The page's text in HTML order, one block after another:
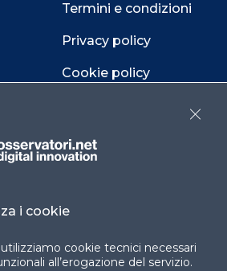
Termini e condizioni
Privacy policy
Cookie policy
Dichiarazione di
accessibilità
i cookie
cookie tecnici necessari
all’erogazione del servizio.